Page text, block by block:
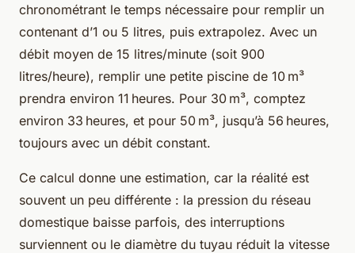
chronométrant le temps nécessaire pour remplir un
contenant d’1 ou 5 litres, puis extrapolez. Avec un
débit moyen de 15 litres/minute (soit 900
litres/heure), remplir une petite piscine de 10 m³
prendra environ 11 heures. Pour 30 m³, comptez
environ 33 heures, et pour 50 m³, jusqu’à 56 heures,
toujours avec un débit constant.
Ce calcul donne une estimation, car la réalité est
souvent un peu différente : la pression du réseau
domestique baisse parfois, des interruptions
surviennent ou le diamètre du tuyau réduit la vitesse